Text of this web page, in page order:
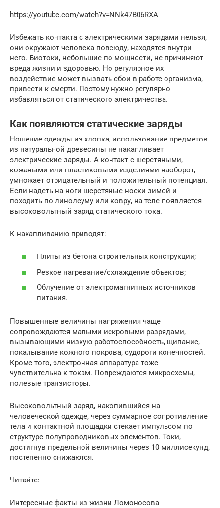
https://youtube.com/watch?v=NNk47B06RXA
Избежать контакта с электрическими зарядами нельзя,
они окружают человека повсюду, находятся внутри
него. Биотоки, небольшие по мощности, не причиняют
вреда жизни и здоровью. Но регулярное их
воздействие может вызвать сбои в работе организма,
привести к смерти. Поэтому нужно регулярно
избавляться от статического электричества.
Как появляются статические заряды
Ношение одежды из хлопка, использование предметов
из натуральной древесины не накапливает
электрические заряды. А контакт с шерстяными,
кожаными или пластиковыми изделиями наоборот,
умножает отрицательный и положительный потенциал.
Если надеть на ноги шерстяные носки зимой и
походить по линолеуму или ковру, на теле появляется
высоковольтный заряд статического тока.
К накапливанию приводят:
Плиты из бетона строительных конструкций;
Резкое нагревание/охлаждение объектов;
Облучение от электромагнитных источников
питания.
Повышенные величины напряжения чаще
сопровождаются малыми искровыми разрядами,
вызывающими низкую работоспособность, щипание,
покалывание кожного покрова, судороги конечностей.
Кроме того, электронная аппаратура тоже
чувствительна к токам. Повреждаются микросхемы,
полевые транзисторы.
Высоковольтный заряд, накопившийся на
человеческой одежде, через суммарное сопротивление
тела и контактной площадки стекает импульсом по
структуре полупроводниковых элементов. Токи,
достигнув предельной величины через 10 миллисекунд,
постепенно снижаются.
Читайте:
Интересные факты из жизни Ломоносова